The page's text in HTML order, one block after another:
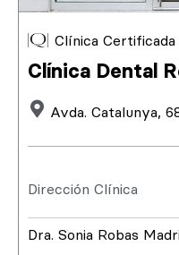
Clínica Certificada
Clínica Dental
Avda. Catalunya,
Dirección Clínica
Dra. Sonia Robas